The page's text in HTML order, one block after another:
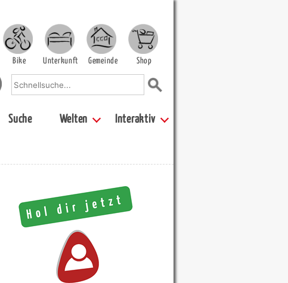
Bike Unterkunft Gemeinde Shop
Suche Welten Interaktiv